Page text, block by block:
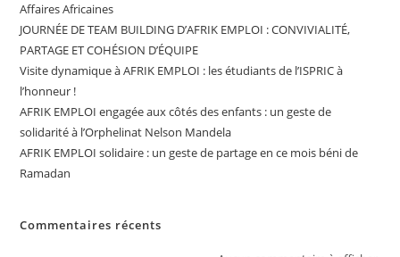
Affaires Africaines
JOURNÉE DE TEAM BUILDING D’AFRIK EMPLOI : CONVIVIALITÉ,
PARTAGE ET COHÉSION D’ÉQUIPE
Visite dynamique à AFRIK EMPLOI : les étudiants de l’ISPRIC à
l’honneur !
AFRIK EMPLOI engagée aux côtés des enfants : un geste de
solidarité à l’Orphelinat Nelson Mandela
AFRIK EMPLOI solidaire : un geste de partage en ce mois béni de
Ramadan
Commentaires récents